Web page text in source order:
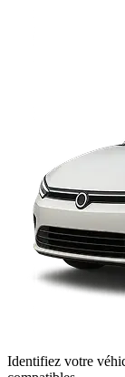
Identifiez votre